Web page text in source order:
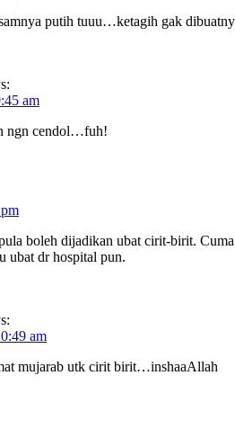
putih tuuu…ketagih gak
am
ngn cendol…fuh!
boleh dijadikan ubat cirit-birit.
ubat dr hospital pun.
am
mujarab utk cirit birit…inshaaAllah